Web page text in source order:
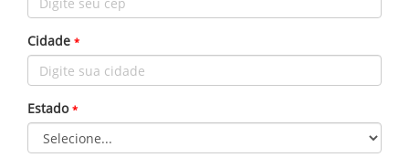
Cidade *
Estado *